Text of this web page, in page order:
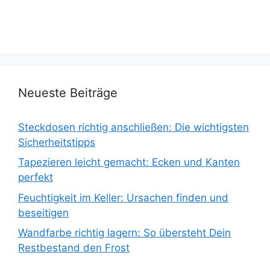
Neueste Beiträge
Steckdosen richtig anschließen: Die wichtigsten
Sicherheitstipps
Tapezieren leicht gemacht: Ecken und Kanten
perfekt
Feuchtigkeit im Keller: Ursachen finden und
beseitigen
Wandfarbe richtig lagern: So übersteht Dein
Restbestand den Frost